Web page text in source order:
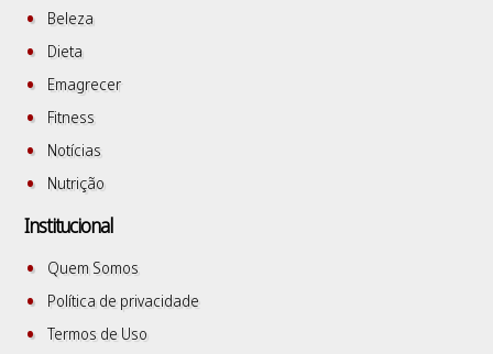
Beleza
Dieta
Emagrecer
Fitness
Notícias
Nutrição
Institucional
Quem Somos
Política de privacidade
Termos de Uso